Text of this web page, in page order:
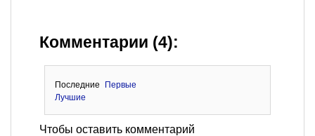
Комментарии (4):
Последние
Первые
Лучшие
Чтобы оставить комментарий